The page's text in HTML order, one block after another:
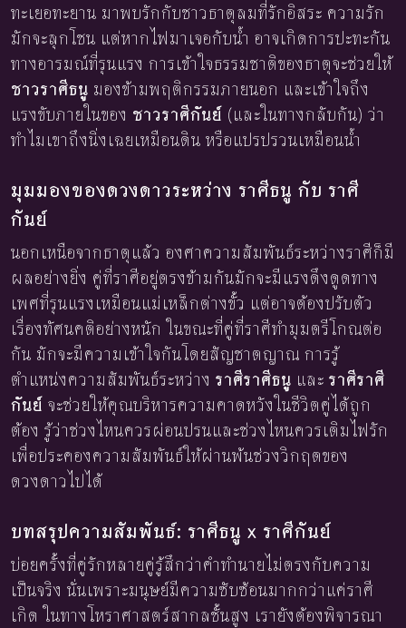
ทะเยอทะยาน มาพบรักกับชาวธาตุลมที่รักอิสระ ความรัก
มักจะลุกโชน แต่หากไฟมาเจอกับน้ำ อาจเกิดการปะทะกัน
ทางอารมณ์ที่รุนแรง การเข้าใจธรรมชาติของธาตุจะช่วยให้
ชาวราศีธนู มองข้ามพฤติกรรมภายนอก และเข้าใจถึง
แรงขับภายในของ ชาวราศีกันย์ (และในทางกลับกัน) ว่า
ทำไมเขาถึงนิ่งเฉยเหมือนดิน หรือแปรปรวนเหมือนน้ำ
มุมมองของดวงดาวระหว่าง ราศีธนู กับ ราศี
กันย์
นอกเหนือจากธาตุแล้ว องศาความสัมพันธ์ระหว่างราศีก็มี
ผลอย่างยิ่ง คู่ที่ราศีอยู่ตรงข้ามกันมักจะมีแรงดึงดูดทาง
เพศที่รุนแรงเหมือนแม่เหล็กต่างขั้ว แต่อาจต้องปรับตัว
เรื่องทัศนคติอย่างหนัก ในขณะที่คู่ที่ราศีทำมุมตรีโกณต่อ
กัน มักจะมีความเข้าใจกันโดยสัญชาตญาณ การรู้
ตำแหน่งความสัมพันธ์ระหว่าง ราศีราศีธนู และ ราศีราศี
กันย์ จะช่วยให้คุณบริหารความคาดหวังในชีวิตคู่ได้ถูก
ต้อง รู้ว่าช่วงไหนควรผ่อนปรนและช่วงไหนควรเติมไฟรัก
เพื่อประคองความสัมพันธ์ให้ผ่านพ้นช่วงวิกฤตของ
ดวงดาวไปได้
บทสรุปความสัมพันธ์: ราศีธนู x ราศีกันย์
บ่อยครั้งที่คู่รักหลายคู่รู้สึกว่าคำทำนายไม่ตรงกับความ
เป็นจริง นั่นเพราะมนุษย์มีความซับซ้อนมากกว่าแค่ราศี
เกิด ในทางโหราศาสตร์สากลชั้นสูง เรายังต้องพิจารณา